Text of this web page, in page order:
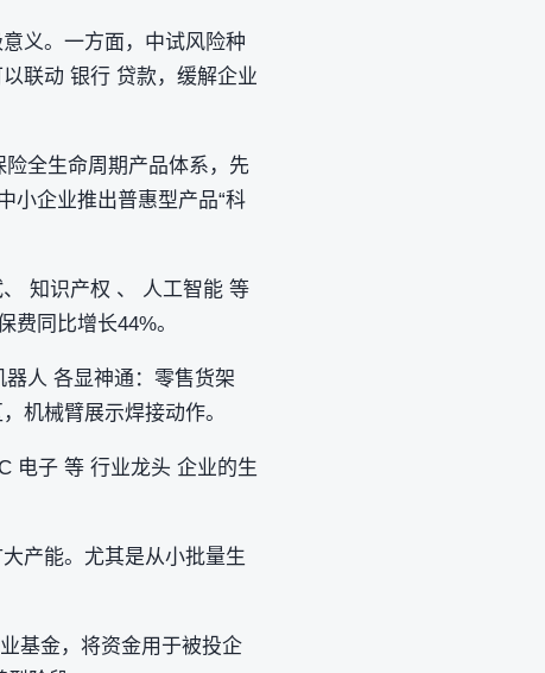
义。一方面，中试风险种
联动 银行 贷款，缓解企业
全生命周期产品体系，先
小企业推出普惠型产品“科
知识产权 、 人工智能 等
同比增长44%。
人 各显神通：零售货架
机械臂展示焊接动作。
电子 等 行业龙头 企业的生
产能。尤其是从小批量生
基金，将资金用于被投企